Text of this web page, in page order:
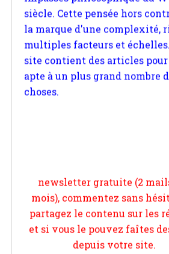
apte à un plus grand nombre de
choses.
depuis votre site.